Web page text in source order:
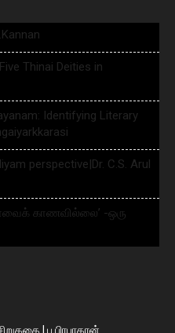
Thinai Deities in
Identifying Literary
perspective|Dr. C.S. Arul
காணவில்லை’ -ஒரு
| ப.பிரபாகரன்